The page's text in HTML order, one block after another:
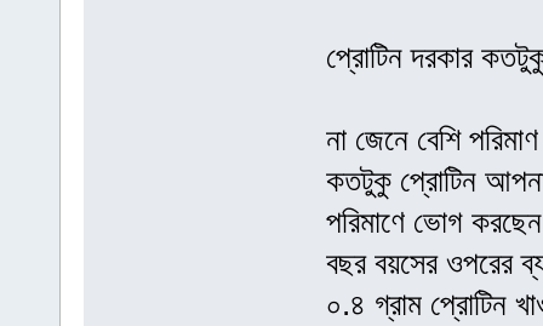
প্রোটিন দরকার
না জেনে বেশি
কতটুকু প্রোটিন
পরিমাণে ভোগ
বছর বয়সের ওপরের
০.৪ গ্রাম প্রোটিন